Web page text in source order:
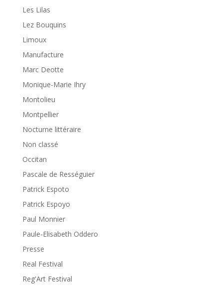
Les Lilas
Lez Bouquins
Limoux
Manufacture
Marc Deotte
Monique-Marie Ihry
Montolieu
Montpellier
Nocturne littéraire
Non classé
Occitan
Pascale de Rességuier
Patrick Espoto
Patrick Espoyo
Paul Monnier
Paule-Elisabeth Oddero
Presse
Real Festival
Reg'Art Festival